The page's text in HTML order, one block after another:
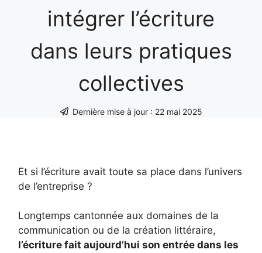
intégrer l’écriture
dans leurs pratiques
collectives
Dernière mise à jour : 22 mai 2025
Et si l’écriture avait toute sa place dans l’univers
de l’entreprise ?
Longtemps cantonnée aux domaines de la
communication ou de la création littéraire,
l’écriture fait aujourd’hui son entrée dans les